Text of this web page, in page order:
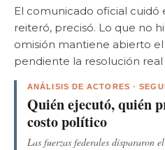
El comunicado oficial cuidó
reiteró, precisó. Lo que no
omisión mantiene abierto
pendiente la resolución
ANÁLISIS DE ACTORES ·
Quién ejecutó, quién
costo político
Las fuerzas federales dispararon